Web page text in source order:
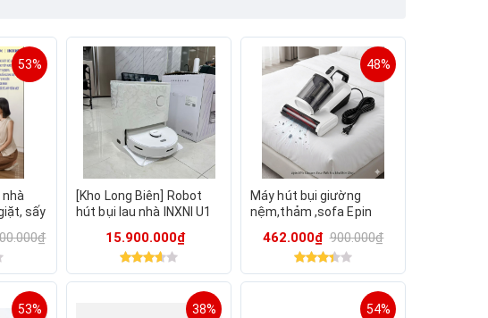
53%
sấy
[Kho Long Biên] Robot
hút bụi lau nhà INXNI U1
khử khuẩn ion bạc, bản
15.900.000₫
48%
Máy hút bụi giường
nệm,thảm ,sofa Epin
dễ vệ sinh
462.000₫ 900.000₫
53% 38% 54%